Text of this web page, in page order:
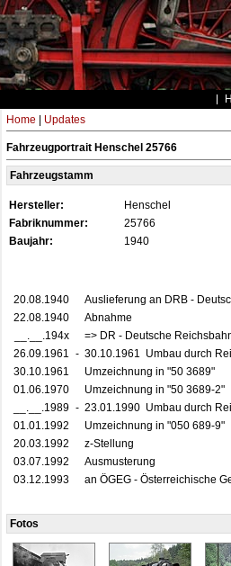
Home Updates
Fahrzeugportrait Henschel 25766
Fahrzeugstamm
Hersteller:
Henschel
Fabriknummer:
25766
Baujahr:
1940
20.08.1940
Auslieferung an DRB -
22.08.1940
Abnahme
__.__.194x
=> DR - Deutsche
26.09.1961 - 30.10.1961 Umbau durch
30.10.1961
Umzeichnung in "50 3689"
01.06.1970
Umzeichnung in "50 3689-2"
__.__.1989 - 23.01.1990 Umbau durch
01.01.1992
Umzeichnung in "050 689-9"
20.03.1992
z-Stellung
03.07.1992
Ausmusterung
03.12.1993
an ÖGEG - Österreichische
Fotos